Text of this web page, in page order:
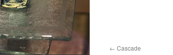
Cascade